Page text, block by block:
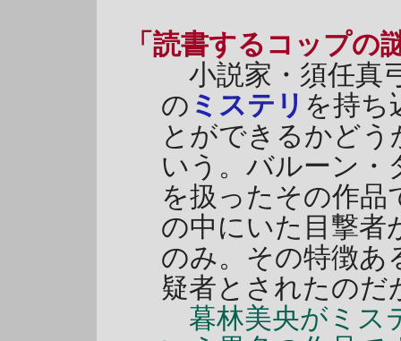
「読書するコップの
小説家・須任真
の ミステリ を持ち
とができるかど
いう。バルーン・
を扱ったその作
の中にいた目撃者
のみ。その特徴あ
疑者とされたの
暮林美央がミス